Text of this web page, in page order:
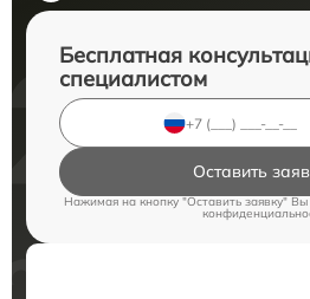
Бесплатная
специалистом
Оставить
Нажимая на кнопку "Оставить заявку" Вы